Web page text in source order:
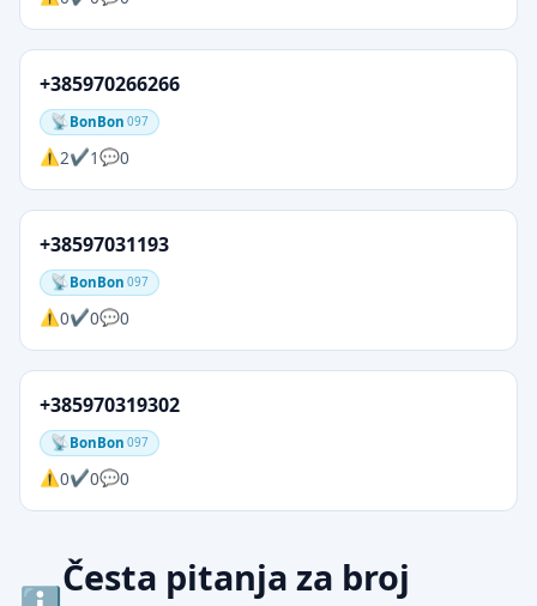
+385970266266
BonBon 097
2 1 0
+38597031193
BonBon 097
0 0 0
+385970319302
BonBon 097
0 0 0
Česta pitanja za broj